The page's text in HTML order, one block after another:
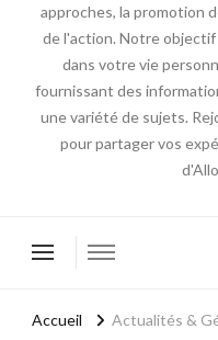
approches, la promotion
de l'action. Notre objectif
dans votre vie
fournissant des
une variété de sujets.
pour partager vos
Accueil Actualités &